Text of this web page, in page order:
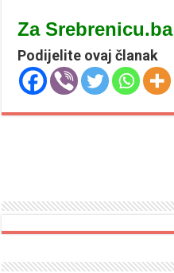
Za Srebrenicu.ba
Podijelite ovaj članak